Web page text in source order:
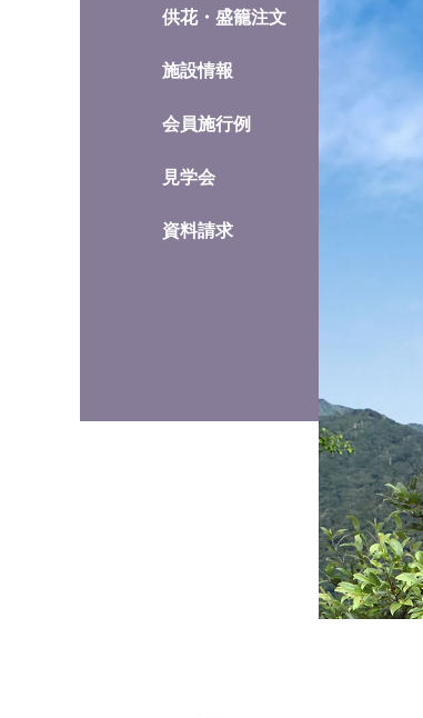
供花・盛籠注文
施設情報
会員施行例
見学会
資料請求